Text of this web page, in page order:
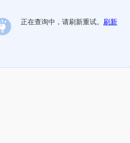
正在查询中，请刷新重试。 刷新